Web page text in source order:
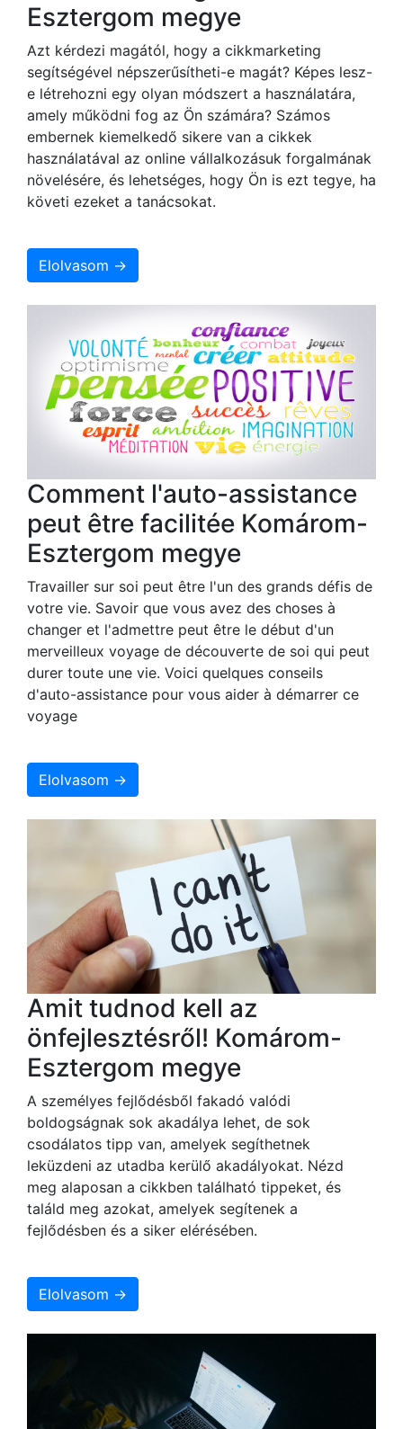
Esztergom megye
Azt kérdezi magától, hogy a cikkmarketing
segítségével népszerűsítheti-e magát? Képes lesz-
e létrehozni egy olyan módszert a használatára,
amely működni fog az Ön számára? Számos
embernek kiemelkedő sikere van a cikkek
használatával az online vállalkozásuk forgalmának
növelésére, és lehetséges, hogy Ön is ezt tegye, ha
követi ezeket a tanácsokat.
Elolvasom →
Comment l'auto-assistance
peut être facilitée Komárom-
Esztergom megye
Travailler sur soi peut être l'un des grands défis de
votre vie. Savoir que vous avez des choses à
changer et l'admettre peut être le début d'un
merveilleux voyage de découverte de soi qui peut
durer toute une vie. Voici quelques conseils
d'auto-assistance pour vous aider à démarrer ce
voyage
Elolvasom →
Amit tudnod kell az
önfejlesztésről! Komárom-
Esztergom megye
A személyes fejlődésből fakadó valódi
boldogságnak sok akadálya lehet, de sok
csodálatos tipp van, amelyek segíthetnek
leküzdeni az utadba kerülő akadályokat. Nézd
meg alaposan a cikkben található tippeket, és
találd meg azokat, amelyek segítenek a
fejlődésben és a siker elérésében.
Elolvasom →